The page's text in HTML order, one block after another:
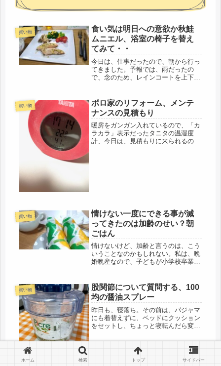
買い物
食い気は明日への意欲か秋鮭
ムニエル、浴室の椅子を替え
てみて・・
今日は、仕事だったので、朝から行っ
てきました。予報では、雨だったの
で、念のため、レインコートを上下持
転車に乗ることが少なく、スーパーへ
の買い物も、徒歩にしていたので、や
や不...
買い物
ボロ家のリフォーム、メンテ
ナンスの見積もり
暖房をガンガン入れているので、「カ
ラカラ」表示だったタニタの温湿度
計、今日は、見積もりに来られるので
買い物
情けない一度にできる事が減
ってきたのは加齢のせい？朝
ごはん
情けないけど、加齢と言うのは、こう
いうことなのかもしれない。私は、晩
婚晩産なので、子どもが小学校卒業時
期間は、ずっと働いており、リタイア
は64才。以前は、外出すると、...
買い物
股関節について質問する、100
均の醤油スプレー
昨日も、寝落ち。その前は、パジャマ
にも着替えずに、ベッドにクッション
をセットし、ちょっと寝転んだら変な
中、痛かった。だけど、以前のよう
に、肩こりから、ダウンしなかった。
帰省の道中は、スチール製のキャリー
ホーム 検索 トップ サイドバー